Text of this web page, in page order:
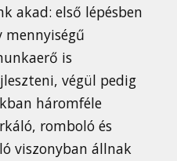
akad: első lépésben
is
végül pedig
háromféle
romboló és
viszonyban állnak